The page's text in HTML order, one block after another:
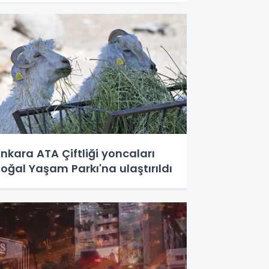
ATA Çiftliği yoncaları
Yaşam Parkı'na ulaştırıldı